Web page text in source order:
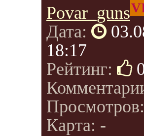
Povar_guns
Дата:
18:17
Рейтинг:
Карта: -